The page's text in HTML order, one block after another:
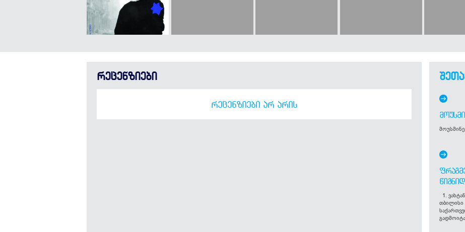
რეცენზიები
ᲠᲔᲪᲔᲜᲖᲘᲔᲑᲘ ᲐᲠ ᲐᲠᲘᲡ
მოუსმინე
1.
თბილისი